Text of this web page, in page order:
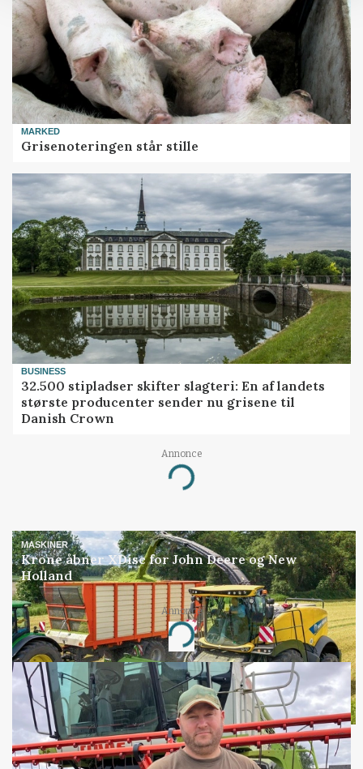
MARKED
Grisenoteringen står stille
BUSINESS
32.500 stipladser skifter slagteri: En af landets
største producenter sender nu grisene til
Danish Crown
Annonce
Loading...
MASKINER
Krone åbner XDisc for John Deere og New
Holland
Annonce
Loading...